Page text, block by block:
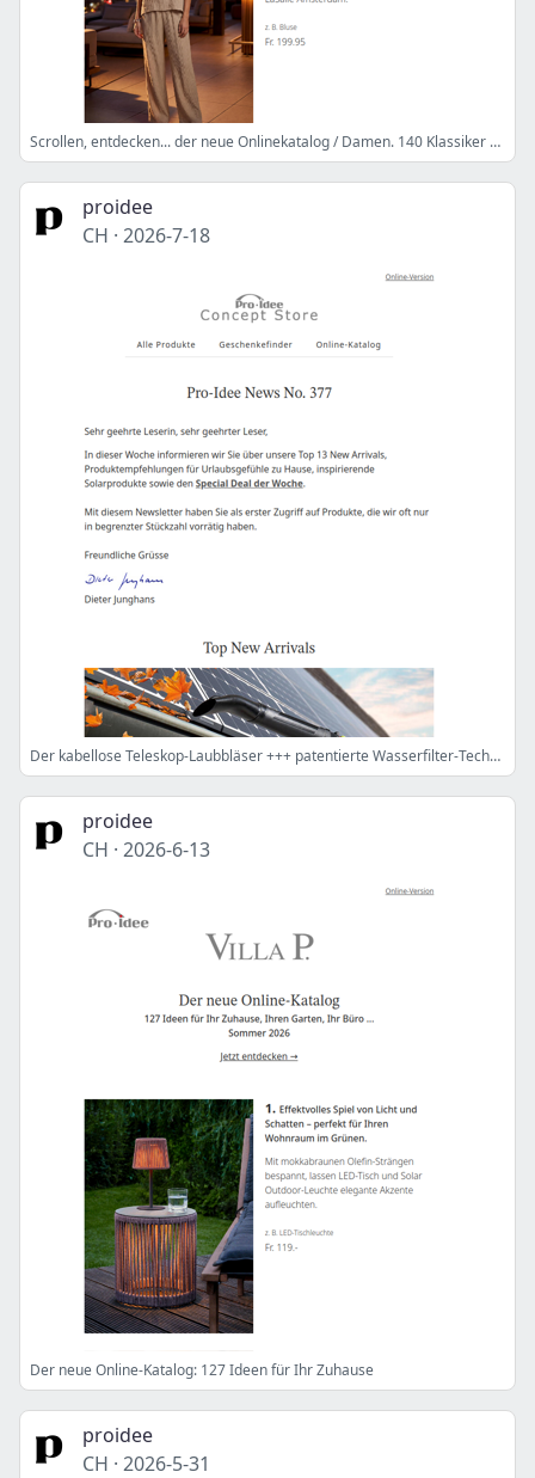
Scrollen, entdecken... der neue Onlinekatalog / Damen. 140 Klassiker der Modewelt.
proidee
CH · 2026-7-18
Der kabellose Teleskop-Laubbläser +++ patentierte Wasserfilter-Technologie
proidee
CH · 2026-6-13
Der neue Online-Katalog: 127 Ideen für Ihr Zuhause
proidee
CH · 2026-5-31